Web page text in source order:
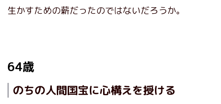
生かすための薪だったのではないだろうか。
64歳
のちの人間国宝に心構えを授ける